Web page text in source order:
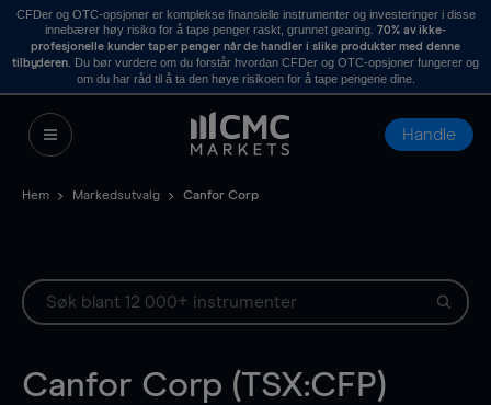
CFDer og OTC-opsjoner er komplekse finansielle instrumenter og investeringer i disse
innebærer høy risiko for å tape penger raskt, grunnet gearing. 70% av ikke-
profesjonelle kunder taper penger når de handler i slike produkter med denne
tilbyderen . Du bør vurdere om du forstår hvordan CFDer og OTC-opsjoner fungerer og
om du har råd til å ta den høye risikoen for å tape pengene dine.
Handle
Hem Markedsutvalg Canfor Corp
Canfor Corp (TSX:CFP)